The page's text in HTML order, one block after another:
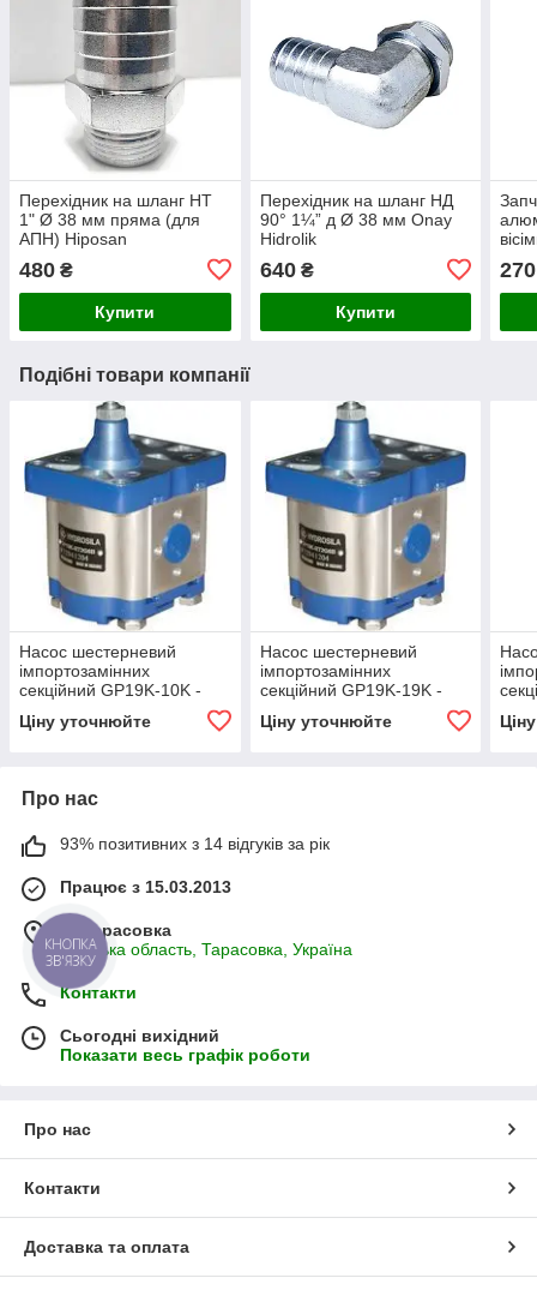
Перехідник на шланг НТ
1" Ø 38 мм пряма (для
АПН) Hiposan
480 ₴
Купити
Перехідник на шланг НД
90° 1¼” д Ø 38 мм Onay
Hidrolik
640₴
Купити
270
Подібні товари компанії
Насос шестерневий
імпортозамінних
секційний GP19K-10K -
Ціну уточнюйте
Насос шестерневий
імпортозамінних
секційний GP19K-19K -
Ціну уточнюйте
Про нас
93% позитивних з 14 відгуків за рік
Працює з 15.03.2013
м. Тарасовка
Київська область, Тарасовка, Україна
Контакти
Сьогодні вихідний
Показати весь графік роботи
Про нас
Контакти
Доставка та оплата
КНОПКА
ЗВ'ЯЗКУ